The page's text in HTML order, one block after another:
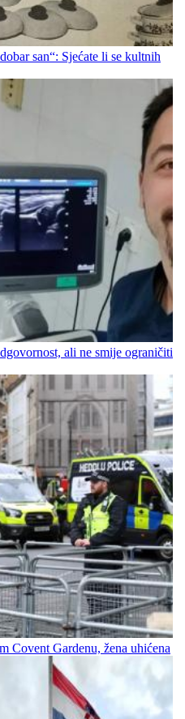
san“: Sjećate li se kultnih
ali ne smije ograničiti
Covent Gardenu, žena uhićena